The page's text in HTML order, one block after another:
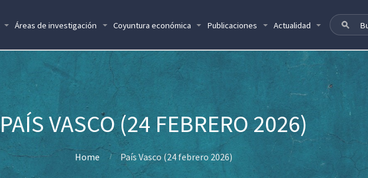
Áreas de investigación Coyuntura económica Publicaciones Actualidad
PAÍS VASCO (24 FEBRERO 2026)
Home País Vasco (24 febrero 2026)